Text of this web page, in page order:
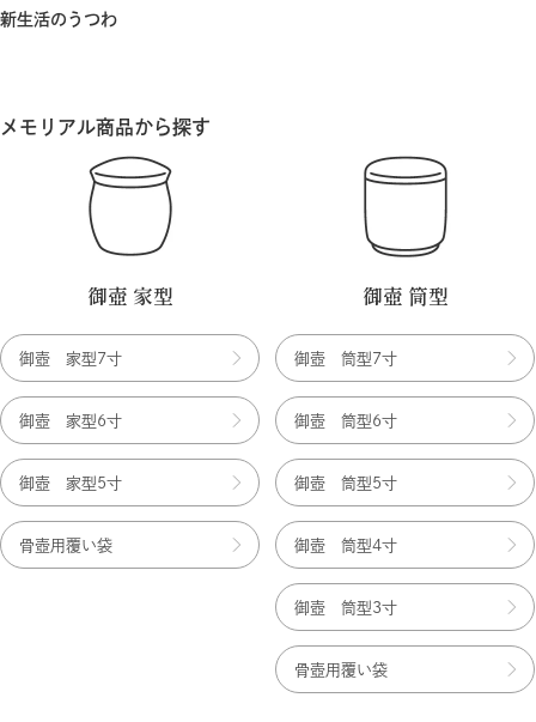
新生活のうつわ
メモリアル商品から探す
御壺 家型
御壺 家型7寸
御壺 家型6寸
御壺 家型5寸
骨壺用覆い袋
御壺 筒型
御壺 筒型7寸
御壺 筒型6寸
御壺 筒型5寸
御壺 筒型4寸
御壺 筒型3寸
骨壺用覆い袋